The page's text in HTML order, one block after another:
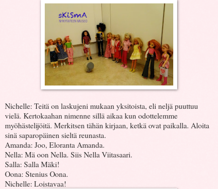
Nichelle: Teitä on laskujeni mukaan yksitoista, eli neljä puuttuu
vielä. Kertokaahan nimenne sillä aikaa kun odottelemme
myöhästelijöitä. Merkitsen tähän kirjaan, ketkä ovat paikalla. Aloita
sinä saparopäinen sieltä reunasta.
Amanda: Joo, Eloranta Amanda.
Nella: Mä oon Nella. Siis Nella Viitasaari.
Salla: Salla Mäki!
Oona: Stenius Oona.
Nichelle: Loistavaa!